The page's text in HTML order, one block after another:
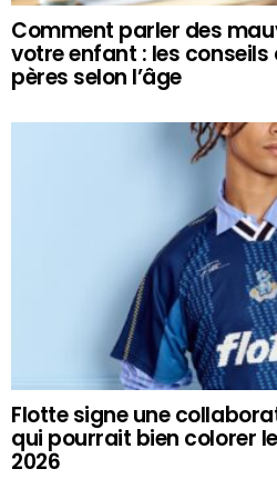
Comment parler des
votre enfant : les
pères selon l’âge
Flotte signe une
qui pourrait bien colorer
2026